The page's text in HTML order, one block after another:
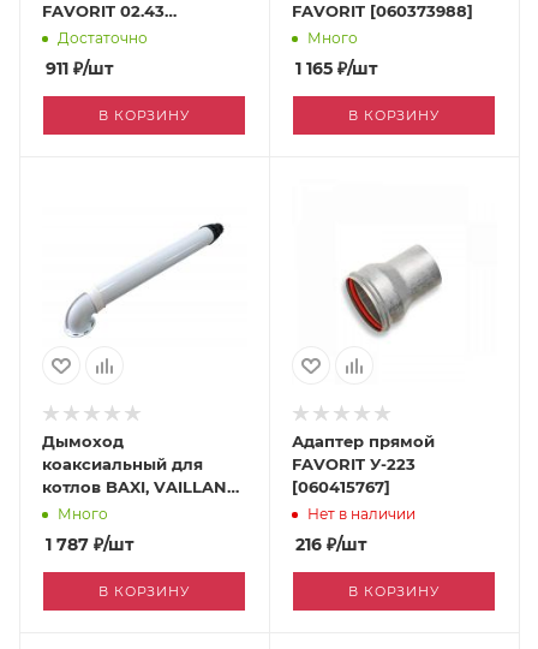
FAVORIT 02.43
[060422915]
Достаточно
911 ₽/шт
В КОРЗИНУ
FAVORIT [060373988]
Много
1 165 ₽/шт
В КОРЗИНУ
Дымоход
коаксиальный для
котлов BAXI, VAILLANT,
VIESSMANN, ARISTON,
PROTHERM, FERROLI
60*100 мм 750 мм
[060179310]
Много
1 787 ₽/шт
В КОРЗИНУ
Адаптер прямой
FAVORIT У-223
[060415767]
Нет в наличии
216 ₽/шт
В КОРЗИНУ